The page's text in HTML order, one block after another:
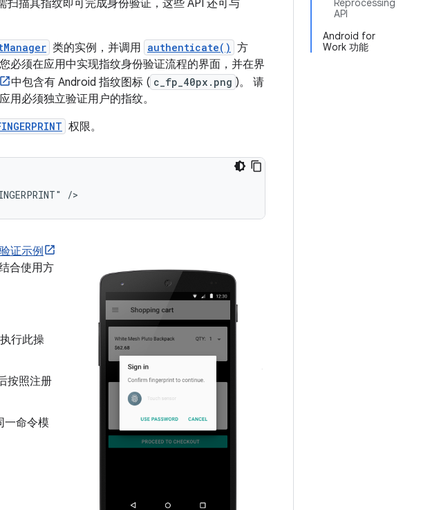
Reprocessing
API
Android for
Work 功能
描其指纹即可完成身份验证，这些 API 还可与
类的实例，并调用 authenticate() 方
必须在应用中实现指纹身份验证流程的界面，并在界
中包含有 Android 指纹图标 ( c_fp_40px.png )。 请
用必须独立验证用户的指纹。
权限。
/>
证示例
合使用方
行此操
按照注册
一命令模